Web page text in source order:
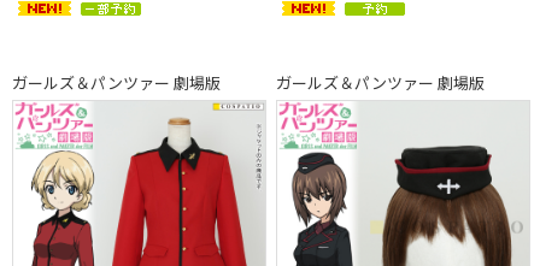
ガールズ＆パンツァー 劇場版 ガールズ＆パンツァー 劇場版